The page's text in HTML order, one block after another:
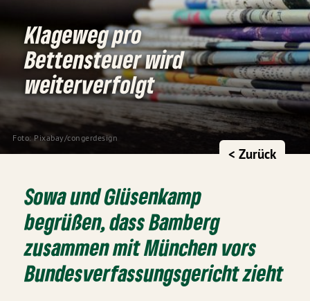
Foto: Pixabay/congerdesign
Klageweg pro
Bettensteuer wird
weiterverfolgt
< Zurück
Sowa und Glüsenkamp
begrüßen, dass Bamberg
zusammen mit München vors
Bundesverfassungsgericht zieht